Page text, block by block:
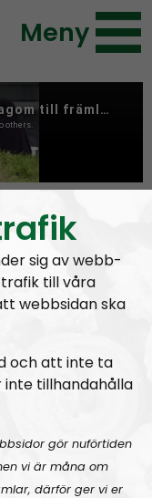
Meny
sig av webb-
till våra
webbsidan ska
och att inte ta
tillhandahålla
gör nuförtiden
vi är måna om
därför ger vi er